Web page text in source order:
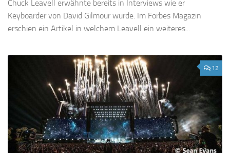
Chuck Leavell erwähnte bereits in Interviews wie er
Keyboarder von David Gilmour wurde. Im Forbes Magazin
erschien ein Artikel in welchem Leavell ein weiteres...
12